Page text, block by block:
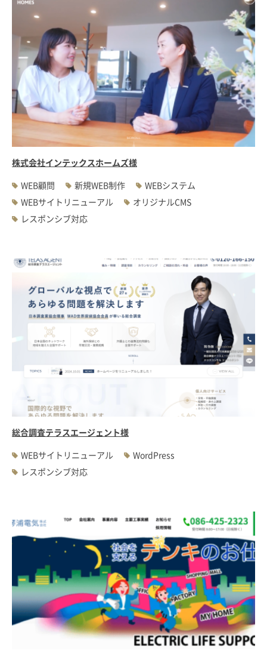
株式会社インテックスホームズ様
WEB顧問
新規WEB制作
WEBシステム
WEBサイトリニューアル
オリジナルCMS
レスポンシブ対応
総合調査テラスエージェント様
WEBサイトリニューアル
WordPress
レスポンシブ対応